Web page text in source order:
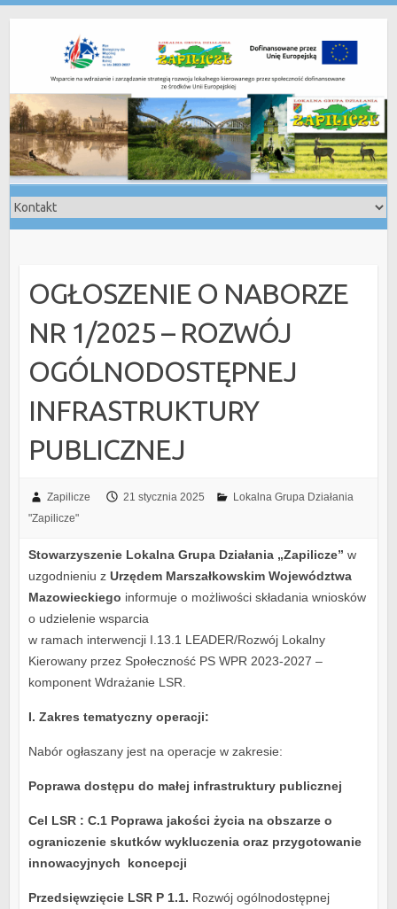
OGŁOSZENIE O NABORZE
NR 1/2025 – ROZWÓJ
OGÓLNODOSTĘPNEJ
INFRASTRUKTURY
PUBLICZNEJ
Zapilicze 21 stycznia 2025
Lokalna Grupa Działania
"Zapilicze"
Stowarzyszenie Lokalna Grupa Działania „Zapilicze” w
uzgodnieniu z Urzędem Marszałkowskim Województwa
Mazowieckiego informuje o możliwości składania wniosków
o udzielenie wsparcia
w ramach interwencji I.13.1 LEADER/Rozwój Lokalny
Kierowany przez Społeczność PS WPR 2023-2027 –
komponent Wdrażanie LSR.
I. Zakres tematyczny operacji:
Nabór ogłaszany jest na operacje w zakresie:
Poprawa dostępu do małej infrastruktury publicznej
Cel LSR : C.1 Poprawa jakości życia na obszarze o
ograniczenie skutków wykluczenia oraz przygotowanie
innowacyjnych koncepcji
Przedsięwzięcie LSR P 1.1. Rozwój ogólnodostępnej